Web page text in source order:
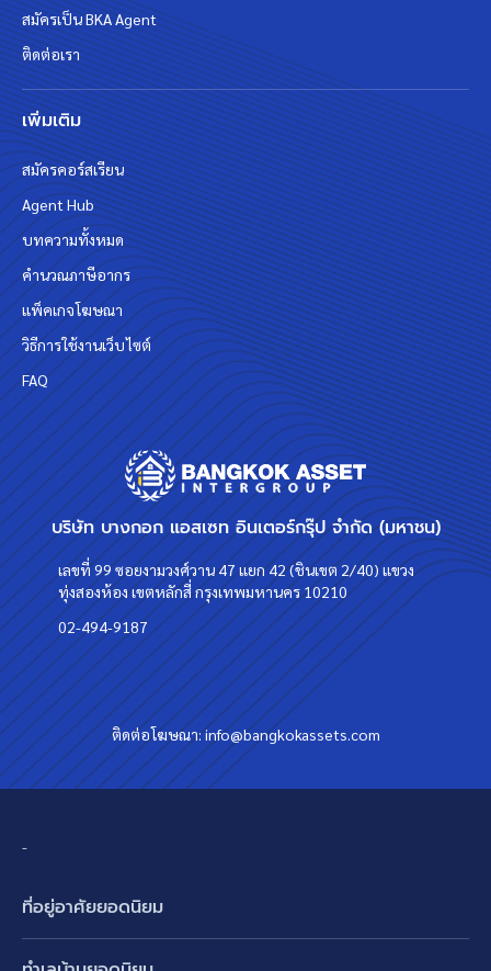
บริษัท บางกอก แอสเซท อินเตอร์กรุ๊ป จำกัด (มหาชน)
เลขที่ 99 ซอยงามวงศ์วาน 47 แยก 42 (ชินเขต 2/40) แขวง
ทุ่งสองห้อง เขตหลักสี่ กรุงเทพมหานคร 10210
02-494-9187
ติดต่อโฆษณา:info@bangkokassets.com
สมัครเป็น BKA Agent
ติดต่อเรา
เพิ่มเติม
สมัครคอร์สเรียน
Agent Hub
บทความทั้งหมด
คำนวณภาษีอากร
แพ็คเกจโฆษณา
วิธีการใช้งานเว็บไซต์
FAQ
-
ที่อยู่อาศัยยอดนิยม